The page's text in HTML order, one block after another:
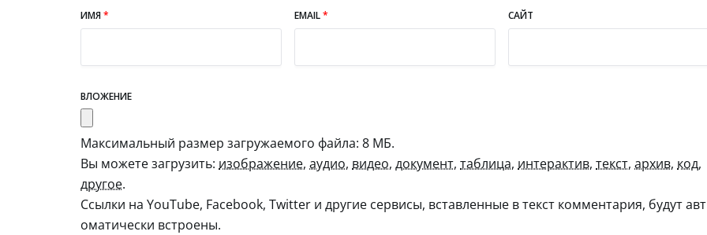
ИМЯ* EMAIL* САЙТ
ВЛОЖЕНИЕ
Максимальный размер загружаемого файла: 8 МБ.
Вы можете загрузить: изображение, аудио, видео, документ, таблица, интерактив, текст, архив, код,
другое.
Ссылки на YouTube, Facebook, Twitter и другие сервисы, вставленные в текст комментария, будут авт
оматически встроены.